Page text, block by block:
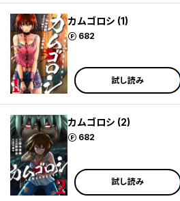
カムゴロシ (1)
682
ポイント
試し読み
カムゴロシ (2)
682
ポイント
試し読み